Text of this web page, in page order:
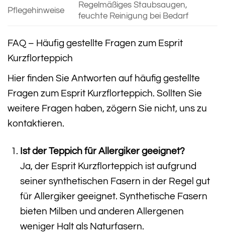
Pflegehinweise
Regelmäßiges Staubsaugen,
feuchte Reinigung bei Bedarf
FAQ – Häufig gestellte Fragen zum Esprit
Kurzflorteppich
Hier finden Sie Antworten auf häufig gestellte
Fragen zum Esprit Kurzflorteppich. Sollten Sie
weitere Fragen haben, zögern Sie nicht, uns zu
kontaktieren.
Ist der Teppich für Allergiker geeignet?
Ja, der Esprit Kurzflorteppich ist aufgrund
seiner synthetischen Fasern in der Regel gut
für Allergiker geeignet. Synthetische Fasern
bieten Milben und anderen Allergenen
weniger Halt als Naturfasern.